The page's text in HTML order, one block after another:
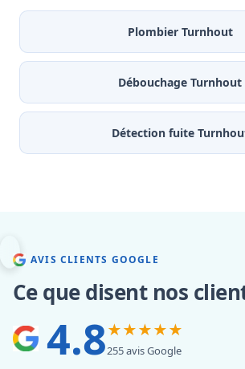
Plombier Turnhout
Débouchage Turnhout
Détection fuite
AVIS CLIENTS GOOGLE
Ce que disent nos
4.8★★★★★
255 avis Google